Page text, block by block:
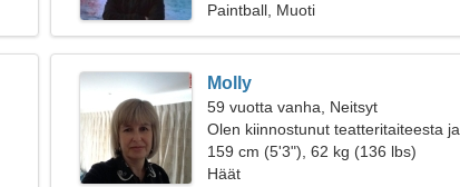
Paintball, Muoti
Molly
59 vuotta vanha, Neitsyt
Olen kiinnostunut teatteritaiteesta ja
historiasta
159 cm (5'3"), 62 kg (136 lbs)
Häät